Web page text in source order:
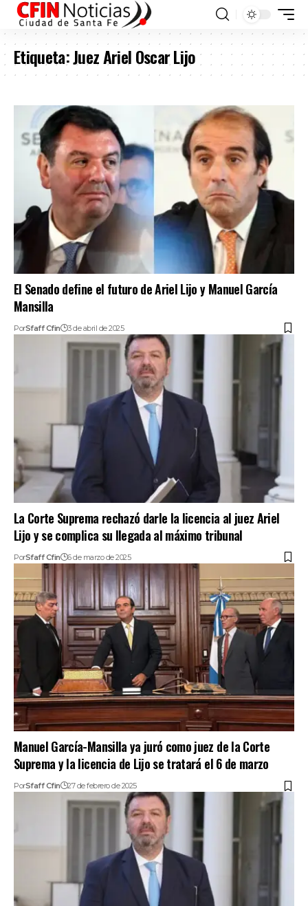
Etiqueta:Juez Ariel Oscar Lijo
El Senado define el futuro de Ariel Lijo y Manuel García
Mansilla
PorSfaff Cfin 3 de abril de 2025
La Corte Suprema rechazó darle la licencia al juez Ariel
Lijo y se complica su llegada al máximo tribunal
PorSfaff Cfin 6 de marzo de 2025
Manuel García-Mansilla ya juró como juez de la Corte
Suprema y la licencia de Lijo se tratará el 6 de marzo
PorSfaff Cfin 27 de febrero de 2025